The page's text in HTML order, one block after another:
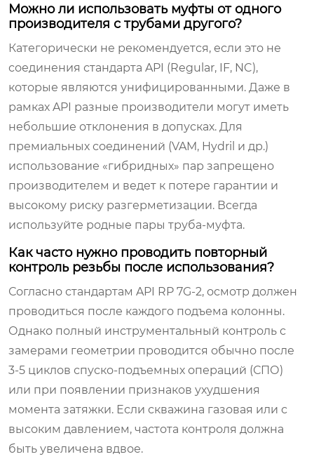
Можно ли использовать муфты от одного
производителя с трубами другого?
Категорически не рекомендуется, если это не
соединения стандарта API (Regular, IF, NC),
которые являются унифицированными. Даже в
рамках API разные производители могут иметь
небольшие отклонения в допусках. Для
премиальных соединений (VAM, Hydril и др.)
использование «гибридных» пар запрещено
производителем и ведет к потере гарантии и
высокому риску разгерметизации. Всегда
используйте родные пары труба-муфта.
Как часто нужно проводить повторный
контроль резьбы после использования?
Согласно стандартам API RP 7G-2, осмотр должен
проводиться после каждого подъема колонны.
Однако полный инструментальный контроль с
замерами геометрии проводится обычно после
3-5 циклов спуско-подъемных операций (СПО)
или при появлении признаков ухудшения
момента затяжки. Если скважина газовая или с
высоким давлением, частота контроля должна
быть увеличена вдвое.